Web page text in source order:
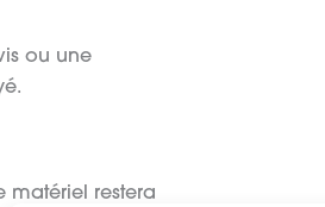
ou une
matériel restera